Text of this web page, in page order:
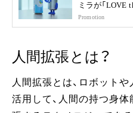
ミラが「LOVE
来
Promotion
人間拡張とは？
人間拡張とは、ロボットや
活用して、人間の持つ身